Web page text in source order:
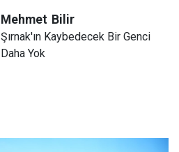
Mehmet Bilir
Şırnak'ın Kaybedecek Bir Genci
Daha Yok